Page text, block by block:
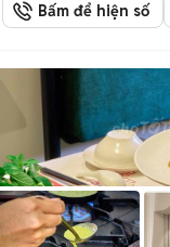
Bấm để hiện số